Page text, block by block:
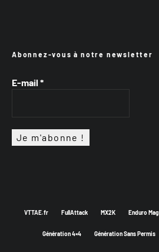
Abonnez-vous à notre newsletter
E-mail *
VTTAE.fr FullAttack MX2K Enduro Mag
Génération 4×4 Génération Sans Permis